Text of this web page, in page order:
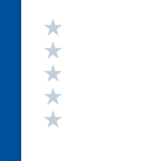
Valutazione